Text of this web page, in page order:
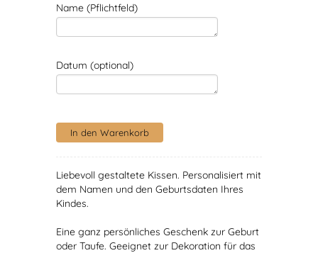
Name (Pflichtfeld)
Datum (optional)
Liebevoll gestaltete Kissen. Personalisiert mit
dem Namen und den Geburtsdaten Ihres
Kindes.
Eine ganz persönliches Geschenk zur Geburt
oder Taufe. Geeignet zur Dekoration für das